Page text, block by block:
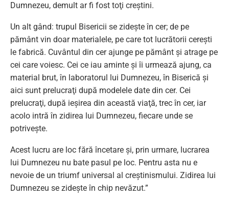
Dumnezeu, demult ar fi fost toţi creştini.
Un alt gând: trupul Bisericii se zideşte în cer; de pe
pământ vin doar materialele, pe care tot lucrătorii cereşti
le fabrică. Cuvântul din cer ajunge pe pământ şi atrage pe
cei care voiesc. Cei ce iau aminte şi îi urmează ajung, ca
material brut, în laboratorul lui Dumnezeu, în Biserică şi
aici sunt prelucraţi după modelele date din cer. Cei
prelucraţi, după ieşirea din această viaţă, trec în cer, iar
acolo intră în zidirea lui Dumnezeu, fiecare unde se
potriveşte.
Acest lucru are loc fără încetare şi, prin urmare, lucrarea
lui Dumnezeu nu bate pasul pe loc. Pentru asta nu e
nevoie de un triumf universal al creştinismului. Zidirea lui
Dumnezeu se zideşte în chip nevăzut.”